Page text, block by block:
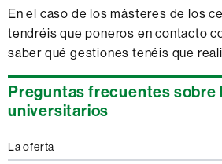
En el caso de los másteres de los
tendréis que poneros en contacto
saber qué gestiones tenéis que
Información
complementaria
Preguntas frecuentes sobre
universitarios
La oferta